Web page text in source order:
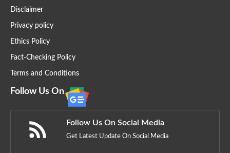
Disclaimer
Privacy policy
Ethics Policy
Fact-Checking Policy
Terms and Conditions
Follow Us On
Follow Us On Social Media
Get Latest Update On Social Media